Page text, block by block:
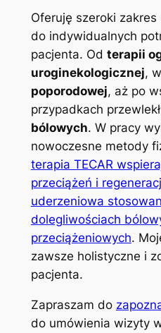
Oferuję szeroki zakres
do indywidualnych
pacjenta. Od terapii
uroginekologicznej,
poporodowej, aż po
przypadkach
bólowych. W pracy
nowoczesne metody
terapia TECAR
przeciążeń i
uderzeniowa
dolegliwościach
przeciążeniowych.
zawsze holistyczne i
pacjenta.
Zapraszam do
do umówienia wizyty